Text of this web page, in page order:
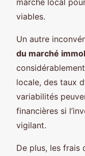
viables.
Un autre
du marché
locale, des taux
variabilités
financières si
vigilant.
De plus, les frais